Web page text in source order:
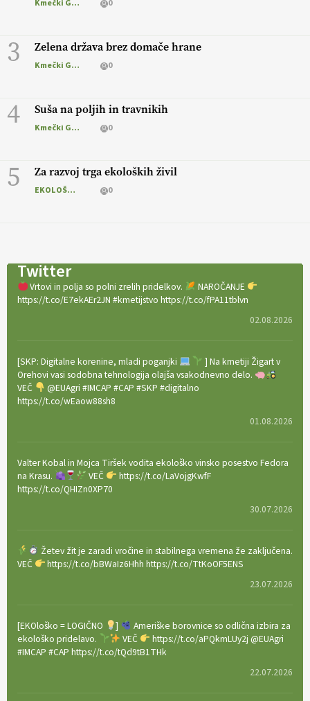
Kmečki Glas 0
3 Zelena država brez domače hrane
Kmečki Glas 0
4 Suša na poljih in travnikih
Kmečki Glas 0
5 Za razvoj trga ekoloških živil
EKOLOŠKO LOGIČNO 0
Twitter
Vrtovi in polja so polni zrelih pridelkov.
NAROČANJE
https://t.co/E7ekAEr2JN #kmetijstvo https://t.co/fPA11tblvn
02.08.2026
[SKP: Digitalne korenine, mladi poganjki
] Na kmetiji Žigart v
Orehovi vasi sodobna tehnologija olajša vsakodnevno delo.
VEČ
@EUAgri #IMCAP #CAP #SKP #digitalno
https://t.co/wEaow88sh8
01.08.2026
Valter Kobal in Mojca Tiršek vodita ekološko vinsko posestvo Fedora
na Krasu.
VEČ
https://t.co/LaVojgKwfF
https://t.co/QHIZn0XP70
30.07.2026
Žetev žit je zaradi vročine in stabilnega vremena že zaključena.
VEČ
https://t.co/bBWaIz6Hhh https://t.co/TtKoOF5ENS
23.07.2026
[EKOloško = LOGIČNO ]
Ameriške borovnice so odlična izbira za
ekološko pridelavo.
VEČ
https://t.co/aPQkmLUy2j @EUAgri
#IMCAP #CAP https://t.co/tQd9tB1THk
22.07.2026